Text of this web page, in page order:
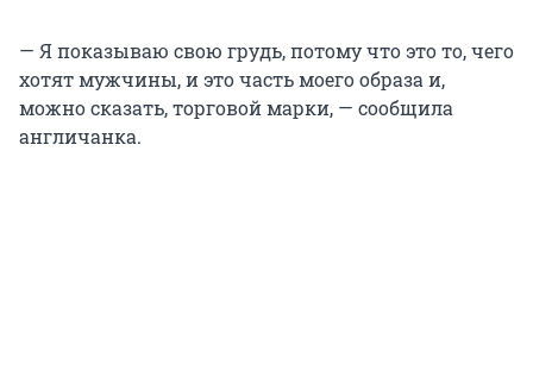
— Я показываю свою грудь, потому что это то, чего
хотят мужчины, и это часть моего образа и,
можно сказать, торговой марки, — сообщила
англичанка.